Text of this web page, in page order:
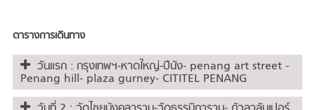
ตารางการเดินทาง
วันแรก : กรุงเทพฯ-หาดใหญ่-ปีนัง- penang art street -
Penang hill- plaza gurney- CITITEL PENANG